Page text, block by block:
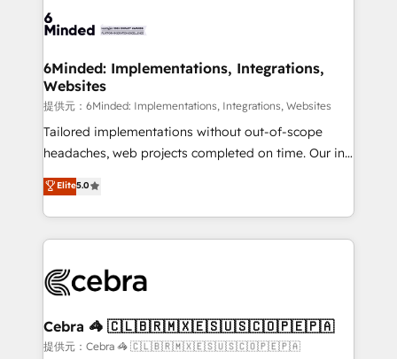
tailored to your GTM motion. 🔹 Migrations: Move
downtime. 🔹 RevOps Strategy: Align teams,
processes, and data to drive revenue efficiency. 🔹
Integrations: Connect HubSpot with your tech stack
for better adoption. 🔹 Custom Solutions: Build
tailored apps, workflows, and configurations. We are
our commitment to data security and compliance. At
OneMetric, we help revenue teams focus on the
6Minded: Implementations, Integrations,
Websites
提供元：6Minded: Implementations, Integrations, Websites
Tailored implementations without out-of-scope
headaches, web projects completed on time. Our in-
house team of certified CRM architects, experts,
developers, designers, and marketers handles all
aspects of your HubSpot. ✨ 400+ global clients ✨
100+ seamless migrations from 15+ different CRMs
implementations, and 5,000+ pages ✨ CS: Clients
CS: 245% organic growth & +751% new visitors for a
full-funnel HubSpot project ✨ CS: 415% conversion
Elite5.0
Cebra 🦓 🇨🇱🇧🇷🇲🇽🇪🇸🇺🇸🇨🇴🇵🇪🇵🇦
提供元：Cebra 🦓 🇨🇱🇧🇷🇲🇽🇪🇸🇺🇸🇨🇴🇵🇪🇵🇦